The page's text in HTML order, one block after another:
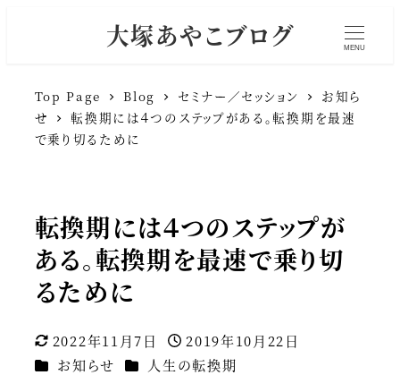
大塚あやこブログ MENU
Top Page Blog セミナー／セッション
お知ら
せ
転換期には４つのステップがある。転換期を最速
で乗り切るために
転換期には４つのステップが
ある。転換期を最速で乗り切
るために
更新日
2022年11月7日
投稿日
2019年10月22日
カテゴリー
お知らせ カテゴリー
人生の転換期